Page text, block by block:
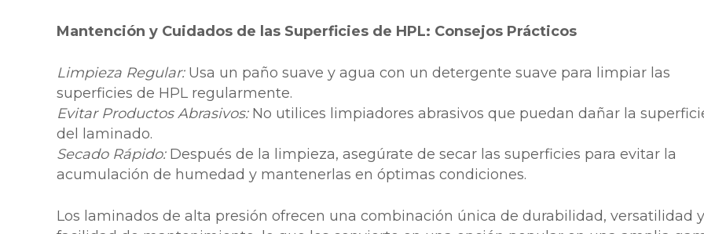
Mantención y Cuidados de las Superficies de HPL: Consejos Prácticos
Limpieza Regular:Usa un paño suave y agua con un detergente suave para limpiar las
superficies de HPL regularmente.
Evitar Productos Abrasivos:No utilices limpiadores abrasivos que puedan dañar la
del laminado.
Secado Rápido:Después de la limpieza, asegúrate de secar las superficies para evitar la
acumulación de humedad y mantenerlas en óptimas condiciones.
Los laminados de alta presión ofrecen una combinación única de durabilidad, versatilidad y